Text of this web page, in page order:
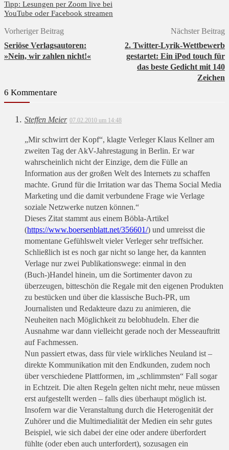
Tipp: Lesungen per Zoom live bei
YouTube oder Facebook streamen
Vorheriger Beitrag
Seriöse Verlagsautoren:
»Nein, wir zahlen nicht!«
Nächster Beitrag
2. Twitter-Lyrik-Wettbewerb
gestartet: Ein iPod touch für
das beste Gedicht mit 140
Zeichen
6 Kommentare
Steffen Meier 07.02.2010 um 14:48
„Mir schwirrt der Kopf“, klagte Verleger Klaus Kellner am
zweiten Tag der AkV-Jahrestagung in Berlin. Er war
wahrscheinlich nicht der Einzige, dem die Fülle an
Information aus der großen Welt des Internets zu schaffen
machte. Grund für die Irritation war das Thema Social Media
Marketing und die damit verbundene Frage wie Verlage
soziale Netzwerke nutzen können.“
Dieses Zitat stammt aus einem Böbla-Artikel
(https://www.boersenblatt.net/356601/) und umreisst die
momentane Gefühlswelt vieler Verleger sehr treffsicher.
Schließlich ist es noch gar nicht so lange her, da kannten
Verlage nur zwei Publikationswege: einmal in den
(Buch-)Handel hinein, um die Sortimenter davon zu
überzeugen, bitteschön die Regale mit den eigenen Produkten
zu bestücken und über die klassische Buch-PR, um
Journalisten und Redakteure dazu zu animieren, die
Neuheiten nach Möglichkeit zu belobhudeln. Eher die
Ausnahme war dann vielleicht gerade noch der Messeauftritt
auf Fachmessen.
Nun passiert etwas, dass für viele wirkliches Neuland ist –
direkte Kommunikation mit den Endkunden, zudem noch
über verschiedene Plattformen, im „schlimmsten“ Fall sogar
in Echtzeit. Die alten Regeln gelten nicht mehr, neue müssen
erst aufgestellt werden – falls dies überhaupt möglich ist.
Insofern war die Veranstaltung durch die Heterogenität der
Zuhörer und die Multimedialität der Medien ein sehr gutes
Beispiel, wie sich dabei der eine oder andere überfordert
fühlte (oder eben auch unterfordert), sozusagen ein